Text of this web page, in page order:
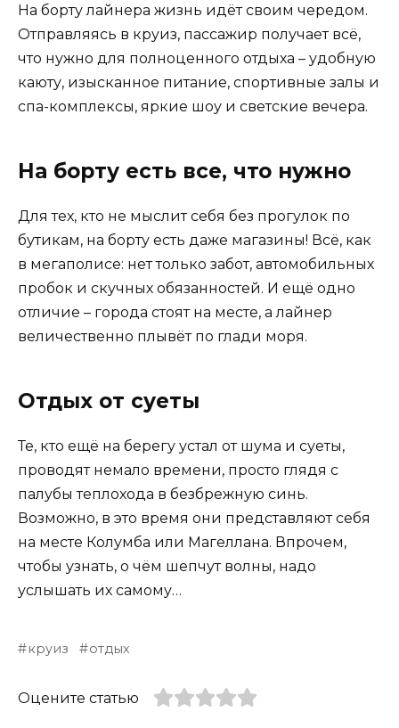
На борту лайнера жизнь идёт своим чередом.
Отправляясь в круиз, пассажир получает всё,
что нужно для полноценного отдыха – удобную
каюту, изысканное питание, спортивные залы и
спа-комплексы, яркие шоу и светские вечера.
На борту есть все, что нужно
Для тех, кто не мыслит себя без прогулок по
бутикам, на борту есть даже магазины! Всё, как
в мегаполисе: нет только забот, автомобильных
пробок и скучных обязанностей. И ещё одно
отличие – города стоят на месте, а лайнер
величественно плывёт по глади моря.
Отдых от суеты
Те, кто ещё на берегу устал от шума и суеты,
проводят немало времени, просто глядя с
палубы теплохода в безбрежную синь.
Возможно, в это время они представляют себя
на месте Колумба или Магеллана. Впрочем,
чтобы узнать, о чём шепчут волны, надо
услышать их самому…
круиз отдых
Оцените статью